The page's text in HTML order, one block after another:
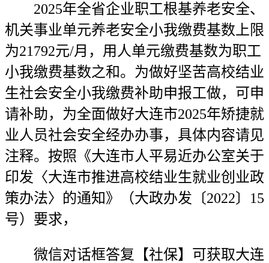
2025年全省企业职工根基养老安全、
机关事业单元养老安全小我缴费基数上限
为21792元/月，用人单元缴费基数为职工
小我缴费基数之和。为做好坚苦高校结业
生社会安全小我缴费补助申报工做，可申
请补助，为全面做好大连市2025年矫捷就
业人员社会安全经办办事，具体内容请见
注释。按照《大连市人平易近办公室关于
印发〈大连市推进高校结业生就业创业政
策办法〉的通知》（大政办发〔2022〕15
号）要求，
微信对话框答复【社保】可获取大连